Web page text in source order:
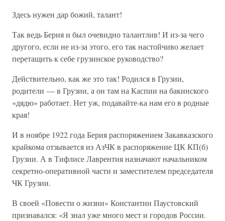
Здесь нужен дар божий, талант!
Так ведь Берия и был очевидно талантлив! И из-за чего
другого, если не из-за этого, его так настойчиво желает
перетащить к себе грузинское руководство?
Действительно, как же это так! Родился в Грузии,
родители — в Грузии, а он там на Каспии на бакинского
«дядю» работает. Нет уж, подавайте-ка нам его в родные
края!
И в ноябре 1922 года Берия распоряжением Закавказского
крайкома отзывается из АзЧК в распоряжение ЦК КП(б)
Грузии. А в Тифлисе Лаврентия назначают начальником
секретно-оперативной части и заместителем председателя
ЧК Грузии.
В своей «Повести о жизни» Константин Паустовский
признавался: «Я знал уже много мест и городов России.